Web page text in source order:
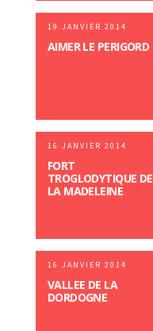
19 JANVIER 2014
AIMER LE PERIGORD
16 JANVIER 2014
FORT
TROGLODYTIQUE DE
LA MADELEINE
16 JANVIER 2014
VALLEE DE LA
DORDOGNE